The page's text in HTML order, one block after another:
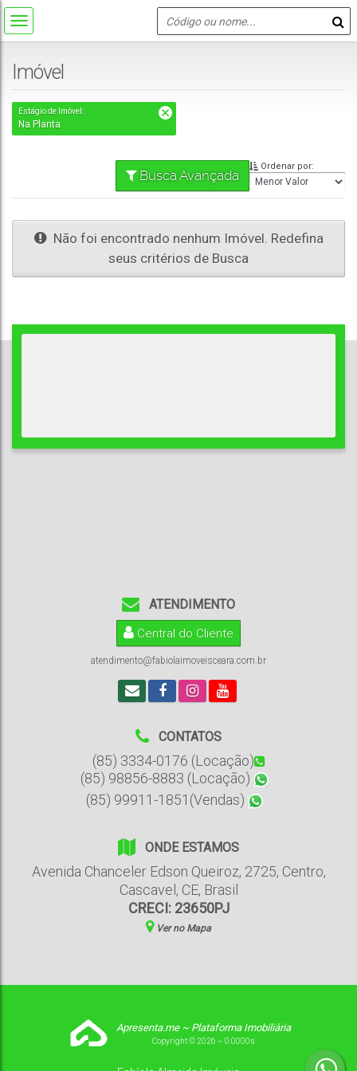
Imóvel
Estágio de Imóvel:
Na Planta
Busca Avançada
Ordenar por:
Não foi encontrado nenhum Imóvel. Redefina
seus critérios de Busca
ATENDIMENTO
Central do Cliente
atendimento@fabiolaimoveisceara.com.br
CONTATOS
(85) 3334-0176 (Locação)
(85) 98856-8883 (Locação)
(85) 99911-1851(Vendas)
ONDE ESTAMOS
Avenida Chanceler Edson Queiroz, 2725, Centro,
Cascavel , CE, Brasil
CRECI: 23650PJ
Ver no Mapa
Apresenta.me ~ Plataforma Imobiliária
Copyright © 2026 ~ 0.0000s